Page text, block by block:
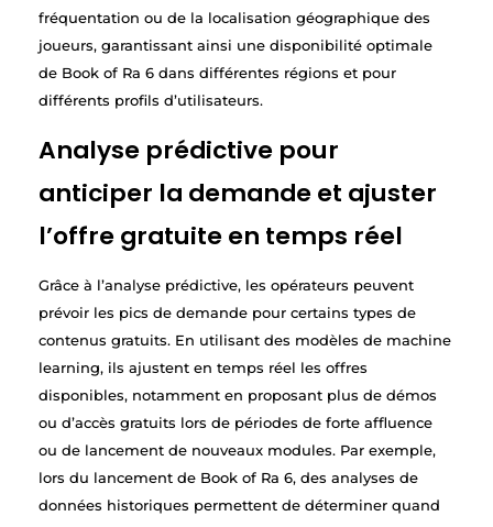
fréquentation ou de la localisation géographique des
joueurs, garantissant ainsi une disponibilité optimale
de Book of Ra 6 dans différentes régions et pour
différents profils d’utilisateurs.
Analyse prédictive pour
anticiper la demande et ajuster
l’offre gratuite en temps réel
Grâce à l’analyse prédictive, les opérateurs peuvent
prévoir les pics de demande pour certains types de
contenus gratuits. En utilisant des modèles de machine
learning, ils ajustent en temps réel les offres
disponibles, notamment en proposant plus de démos
ou d’accès gratuits lors de périodes de forte affluence
ou de lancement de nouveaux modules. Par exemple,
lors du lancement de Book of Ra 6, des analyses de
données historiques permettent de déterminer quand